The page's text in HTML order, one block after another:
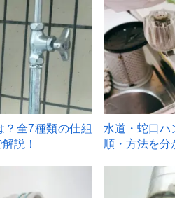
？全7種類の仕組
説！
2
水道・蛇口ハ
順・方法を分